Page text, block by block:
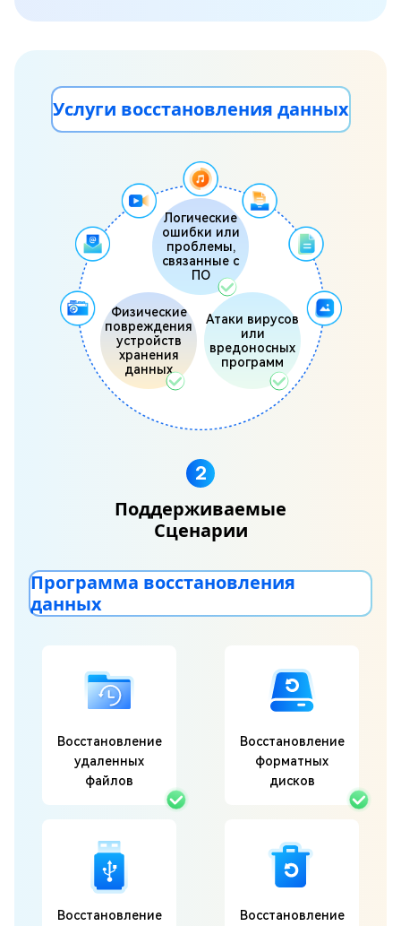
Услуги восстановления данных
Логические
ошибки или
проблемы,
связанные с
ПО
Физические
повреждения
устройств
хранения
данных
Атаки вирусов
или
вредоносных
программ
2
Поддерживаемые
Сценарии
Программа восстановления
данных
Восстановление
удаленных
файлов
Восстановление
форматных
дисков
Восстановление Восстановление